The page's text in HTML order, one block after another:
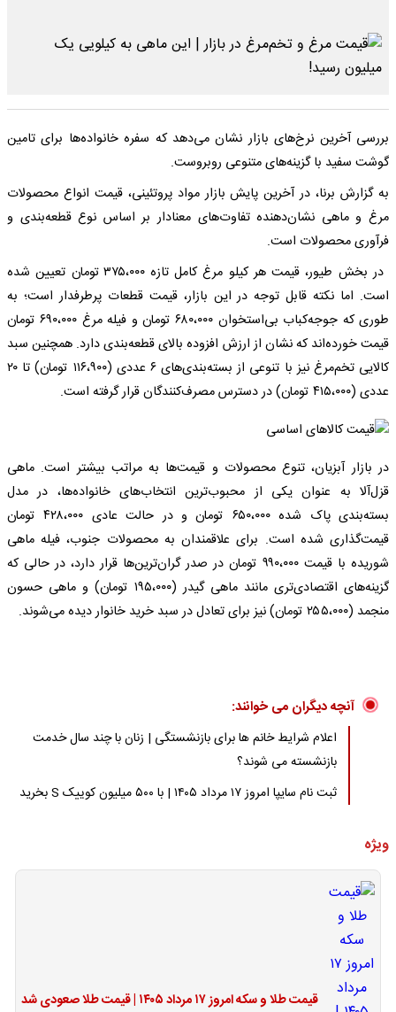
بررسی آخرین نرخ‌های بازار نشان می‌دهد که سفره خانواده‌ها برای تامین
گوشت سفید با گزینه‌های متنوعی روبروست.
به گزارش برنا، در آخرین پایش بازار مواد پروتئینی، قیمت انواع محصولات
مرغ و ماهی نشان‌دهنده تفاوت‌های معنادار بر اساس نوع قطعه‌بندی و
فرآوری محصولات است.
در بخش طیور، قیمت هر کیلو مرغ کامل تازه ۳۷۵،۰۰۰ تومان تعیین شده
است. اما نکته قابل توجه در این بازار، قیمت قطعات پرطرفدار است؛ به
طوری که جوجه‌کباب بی‌استخوان ۶۸۰،۰۰۰ تومان و فیله مرغ ۶۹۰،۰۰۰ تومان
قیمت خورده‌اند که نشان از ارزش افزوده بالای قطعه‌بندی دارد. همچنین سبد
کالایی تخم‌مرغ نیز با تنوعی از بسته‌بندی‌های ۶ عددی (۱۱۶،۹۰۰ تومان) تا ۲۰
عددی (۴۱۵،۰۰۰ تومان) در دسترس مصرف‌کنندگان قرار گرفته است.
در بازار آبزیان، تنوع محصولات و قیمت‌ها به مراتب بیشتر است. ماهی
قزل‌آلا به عنوان یکی از محبوب‌ترین انتخاب‌های خانواده‌ها، در مدل
بسته‌بندی پاک شده ۶۵۰،۰۰۰ تومان و در حالت عادی ۴۲۸،۰۰۰ تومان
قیمت‌گذاری شده است. برای علاقمندان به محصولات جنوب، فیله ماهی
شوریده با قیمت ۹۹۰،۰۰۰ تومان در صدر گران‌ترین‌ها قرار دارد، در حالی که
گزینه‌های اقتصادی‌تری مانند ماهی گیدر (۱۹۵،۰۰۰ تومان) و ماهی حسون
منجمد (۲۵۵،۰۰۰ تومان) نیز برای تعادل در سبد خرید خانوار دیده می‌شوند.
آنچه دیگران می خوانند:
اعلام شرایط خانم ها برای بازنشستگی | زنان با چند سال خدمت
بازنشسته می شوند؟
ثبت نام سایپا امروز ۱۷ مرداد ۱۴۰۵ | با ۵۰۰ میلیون کوییک S بخرید
ویژه
قیمت طلا و سکه امروز ۱۷ مرداد ۱۴۰۵ | قیمت طلا صعودی شد